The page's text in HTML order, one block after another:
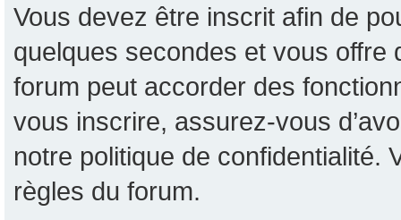
Vous devez être inscrit afin de
quelques secondes et vous offre
forum peut accorder des
vous inscrire, assurez-vous
notre politique de confidentialité.
règles du forum.